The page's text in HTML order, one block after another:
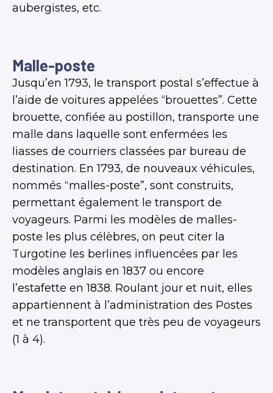
aubergistes, etc.
Malle-poste
Jusqu’en 1793, le transport postal s’effectue à
l’aide de voitures appelées “brouettes”. Cette
brouette, confiée au postillon, transporte une
malle dans laquelle sont enfermées les
liasses de courriers classées par bureau de
destination. En 1793, de nouveaux véhicules,
nommés “malles-poste”, sont construits,
permettant également le transport de
voyageurs. Parmi les modèles de malles-
poste les plus célèbres, on peut citer la
Turgotine les berlines influencées par les
modèles anglais en 1837 ou encore
l’estafette en 1838. Roulant jour et nuit, elles
appartiennent à l’administration des Postes
et ne transportent que très peu de voyageurs
(1 à 4).